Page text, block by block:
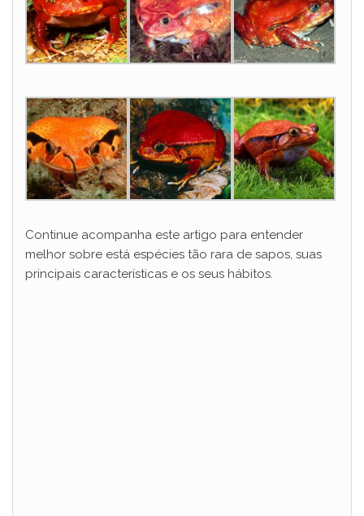
Continue acompanha este artigo para entender
melhor sobre está espécies tão rara de sapos, suas
principais características e os seus hábitos.